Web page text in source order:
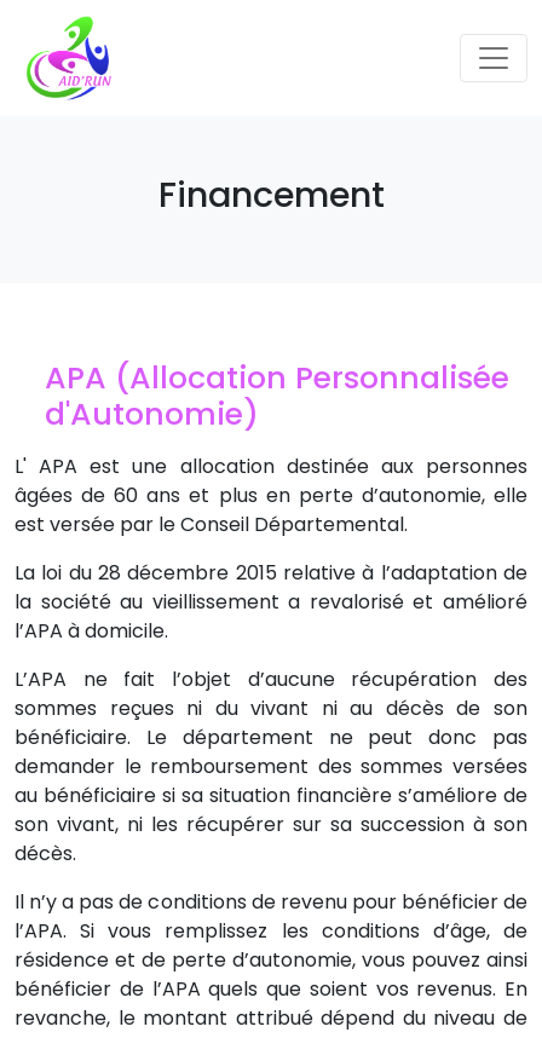
Financement
APA (Allocation Personnalisée
d'Autonomie)
L' APA est une allocation destinée aux personnes
âgées de 60 ans et plus en perte d’autonomie, elle
est versée par le Conseil Départemental.
La loi du 28 décembre 2015 relative à l’adaptation de
la société au vieillissement a revalorisé et amélioré
l’APA à domicile.
L’APA ne fait l’objet d’aucune récupération des
sommes reçues ni du vivant ni au décès de son
bénéficiaire. Le département ne peut donc pas
demander le remboursement des sommes versées
au bénéficiaire si sa situation financière s’améliore de
son vivant, ni les récupérer sur sa succession à son
décès.
Il n’y a pas de conditions de revenu pour bénéficier de
l’APA. Si vous remplissez les conditions d’âge, de
résidence et de perte d’autonomie, vous pouvez ainsi
bénéficier de l’APA quels que soient vos revenus. En
revanche, le montant attribué dépend du niveau de